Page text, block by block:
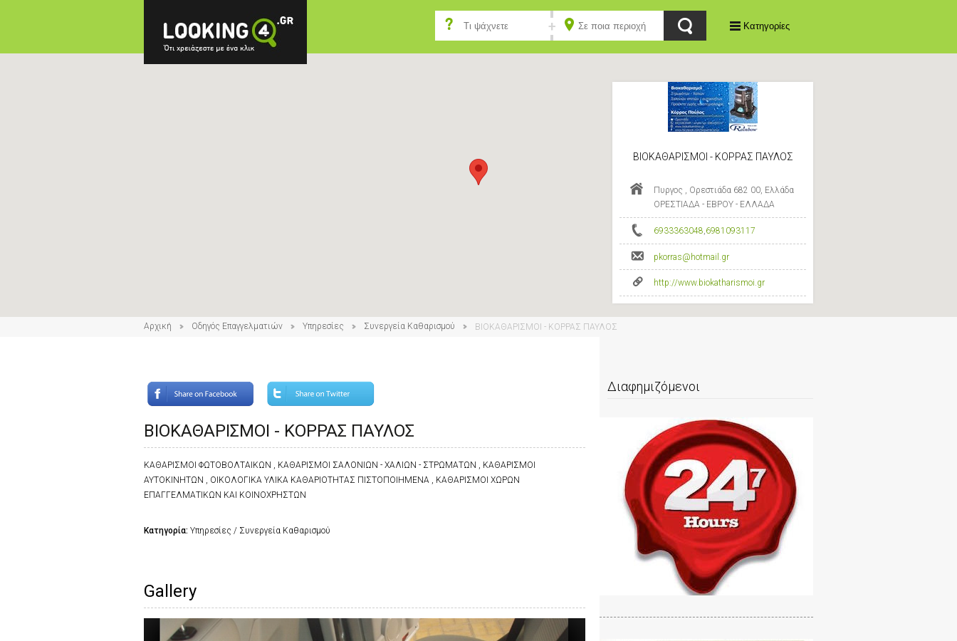
Κατηγορίες
ΒΙΟΚΑΘΑΡΙΣΜΟΙ - ΚΟΡΡΑΣ ΠΑΥΛΟΣ
Πυργος , Ορεστιάδα 682 00, Ελλάδα
ΟΡΕΣΤΙΑΔΑ - ΕΒΡΟΥ - ΕΛΛΑΔΑ
6933363048 6981093117
pkorras@hotmail.gr
http://www.biokatharismoi.gr
Αρχική Οδηγός Επαγγελματιών Υπηρεσίες Συνεργεία Καθαρισμού ΒΙΟΚΑΘΑΡΙΣΜΟΙ - ΚΟΡΡΑΣ ΠΑΥΛΟΣ
ΒΙΟΚΑΘΑΡΙΣΜΟΙ - ΚΟΡΡΑΣ ΠΑΥΛΟΣ
ΚΑΘΑΡΙΣΜΟΙ ΦΩΤΟΒΟΛΤΑΙΚΩΝ , ΚΑΘΑΡΙΣΜΟΙ ΣΑΛΟΝIΩΝ - ΧΑΛΙΩΝ - ΣΤΡΩΜΑΤΩΝ , ΚΑΘΑΡΙΣΜΟΙ
ΑΥΤΟΚΙΝΗΤΩΝ , ΟΙΚΟΛΟΓΙΚΑ ΥΛΙΚΑ ΚΑΘΑΡΙΟΤΗΤΑΣ ΠΙΣΤΟΠΟΙΗΜΕΝΑ , ΚΑΘΑΡΙΣΜΟΙ ΧΩΡΩΝ
ΕΠΑΓΓΕΛΜΑΤΙΚΩΝ ΚΑΙ ΚΟΙΝΟΧΡΗΣΤΩΝ
Κατηγορία: Υπηρεσίες / Συνεργεία Καθαρισμού
Gallery
Διαφημιζόμενοι